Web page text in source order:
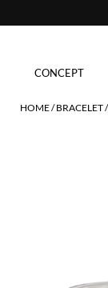
CONCEPT
HOME BRACELET